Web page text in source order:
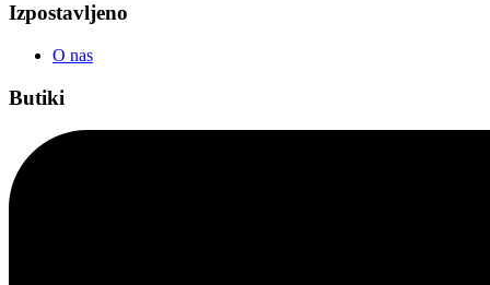
Izpostavljeno
O nas
Butiki